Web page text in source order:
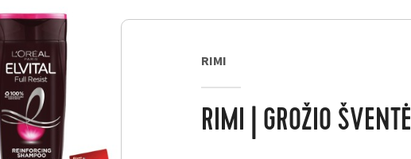
RIMI
RIMI | GROŽIO ŠVENTĖ